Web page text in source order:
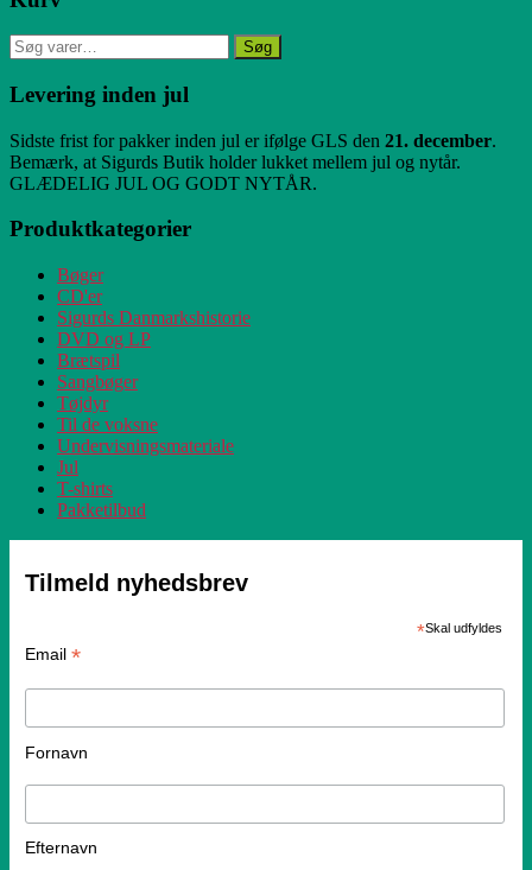
Sidebar
Søg
efter:
Søg
Levering inden jul
Sidste frist for pakker inden jul er ifølge GLS den 21. december.
Bemærk, at Sigurds Butik holder lukket mellem jul og nytår.
GLÆDELIG JUL OG GODT NYTÅR.
Produktkategorier
Bøger
CD'er
Sigurds Danmarkshistorie
DVD og LP
Brætspil
Sangbøger
Tøjdyr
Til de voksne
Undervisningsmateriale
Jul
T-shirts
Pakketilbud
Tilmeld nyhedsbrev
*Skal udfyldes
Email *
Fornavn
Efternavn